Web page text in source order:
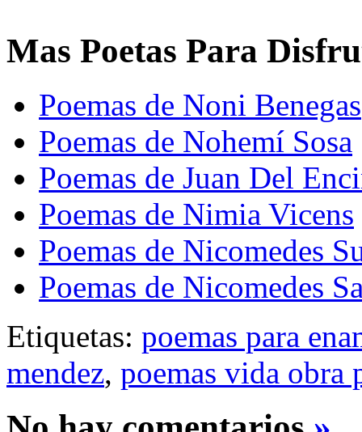
Mas Poetas Para
Poemas de Noni Benegas
Poemas de Nohemí Sosa
Poemas de Juan Del
Poemas de Nimia Vicens
Poemas de Nicomedes
Poemas de Nicomedes
Etiquetas: poemas para
mendez, poemas vida obra